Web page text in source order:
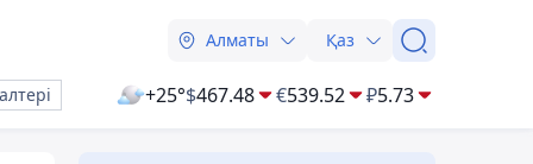
Алматы Қаз
+25°$467.48 €539.52 ₽5.73